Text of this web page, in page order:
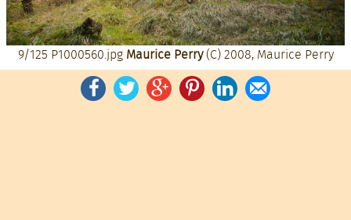
9/125 P1000560.jpg Maurice Perry(C) 2008, Maurice Perry